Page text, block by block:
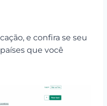
e confira se seu
que você